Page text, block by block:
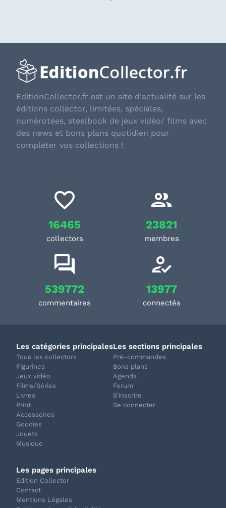
EditionCollector.fr est un site d'actualité sur les
éditions collector, limitées, spéciales,
numérotées, steelbook de jeux vidéo/ films avec
des news et bons plans quotidien pour
compléter vos collections !
16465
collectors
23821
membres
539772
commentaires
13977
connectés
Les catégories principales
Tous les collectors
Figurines
Jeux vidéo
Films/Séries
Livres
Print
Accessoires
Goodies
Jouets
Musique
Les sections principales
Pré-commandes
Bons plans
Agenda
Forum
S'inscrire
Se connecter
Les pages principales
Edition Collector
Contact
Mentions Légales